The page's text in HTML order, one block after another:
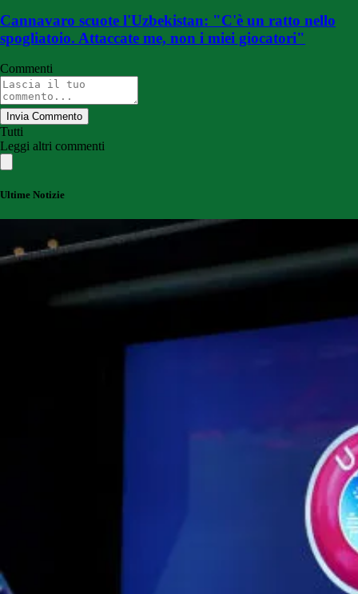
Cannavaro scuote l'Uzbekistan: "C'è un ratto nello
spogliatoio. Attaccate me, non i miei giocatori"
Commenti
Invia Commento
Tutti
Leggi altri commenti
Ultime Notizie